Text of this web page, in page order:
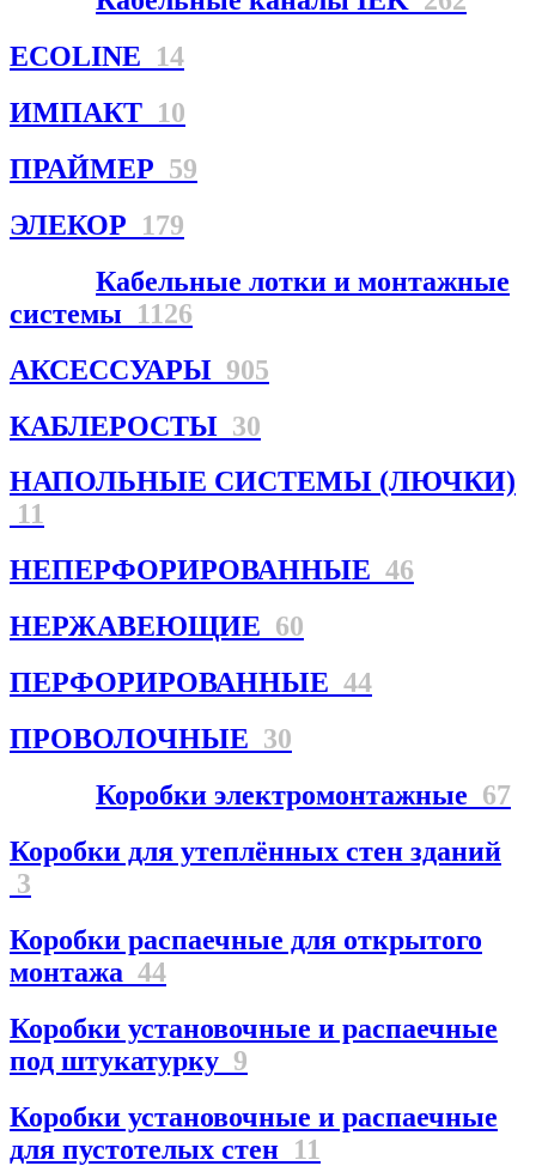
ECOLINE 14
ИМПАКТ 10
ПРАЙМЕР 59
ЭЛЕКОР 179
Кабельные лотки и монтажные
системы 1126
АКСЕССУАРЫ 905
КАБЛЕРОСТЫ 30
НАПОЛЬНЫЕ СИСТЕМЫ (ЛЮЧКИ)
11
НЕПЕРФОРИРОВАННЫЕ 46
НЕРЖАВЕЮЩИЕ 60
ПЕРФОРИРОВАННЫЕ 44
ПРОВОЛОЧНЫЕ 30
Коробки электромонтажные 67
Коробки для утеплённых стен зданий
3
Коробки распаечные для открытого
монтажа 44
Коробки установочные и распаечные
под штукатурку 9
Коробки установочные и распаечные
для пустотелых стен 11